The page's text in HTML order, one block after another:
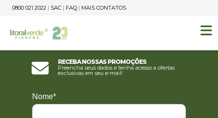
0800 021 2022 | SAC | FAQ | MAIS CONTATOS
Receba nossas promoções
Preencha seus dados e tenha acesso a ofertas
exclusivas em seu e-mail!
Nome*